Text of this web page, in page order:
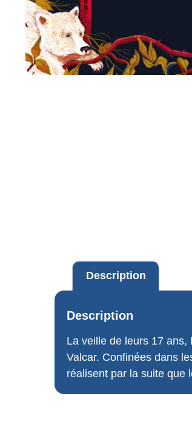
Description
Description
La veille de leurs 17 ans,
Valcar. Confinées dans
réalisent par la suite que